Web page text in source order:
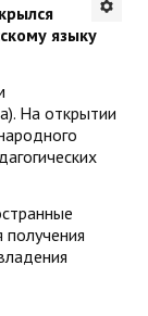
языку
На открытии